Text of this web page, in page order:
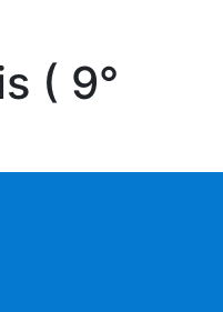
( 9°